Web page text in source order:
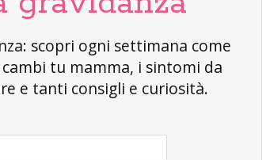
scopri ogni settimana come
tu mamma, i sintomi da
e tanti consigli e curiosità.